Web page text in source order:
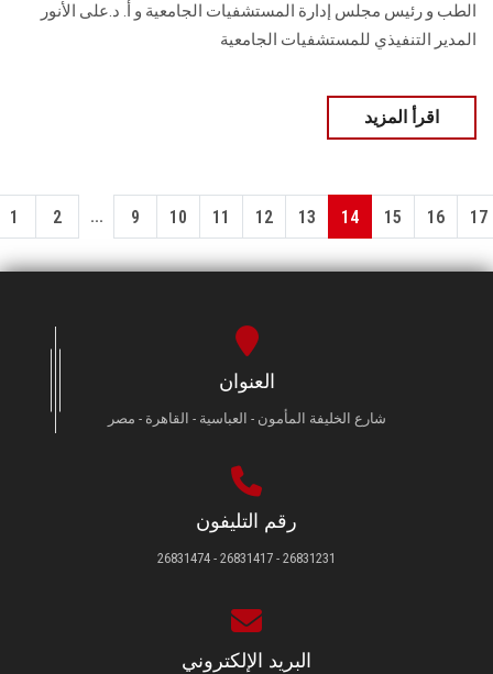
الطب و رئيس مجلس إدارة المستشفيات الجامعية و أ. د.على الأنور
المدير التنفيذي للمستشفيات الجامعية
اقرأ المزيد
1 2 ... 9 10 11 12 13 14 15 16 17
العنوان
شارع الخليفة المأمون - العباسية - القاهرة - مصر
رقم التليفون
26831231 - 26831417 - 26831474
البريد الإلكتروني